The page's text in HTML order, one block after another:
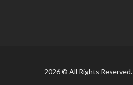
2026 © All Rights Reserved.